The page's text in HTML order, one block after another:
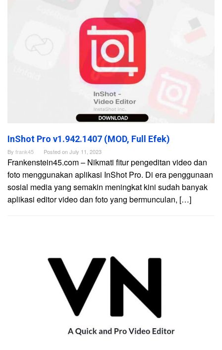
InShot Pro v1.942.1407 (MOD, Full Efek)
By frank45 Posted onJuly 11, 2023
Frankenstein45.com – Nikmati fitur pengeditan video dan
foto menggunakan aplikasi InShot Pro. Di era penggunaan
sosial media yang semakin meningkat kini sudah banyak
aplikasi editor video dan foto yang bermunculan, […]